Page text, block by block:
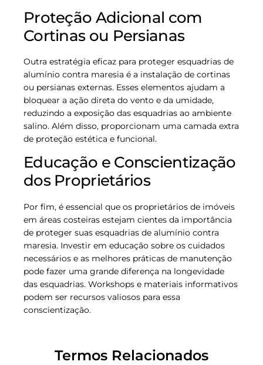
Proteção Adicional com
Cortinas ou Persianas
Outra estratégia eficaz para proteger esquadrias de
alumínio contra maresia é a instalação de cortinas
ou persianas externas. Esses elementos ajudam a
bloquear a ação direta do vento e da umidade,
reduzindo a exposição das esquadrias ao ambiente
salino. Além disso, proporcionam uma camada extra
de proteção estética e funcional.
Educação e Conscientização
dos Proprietários
Por fim, é essencial que os proprietários de imóveis
em áreas costeiras estejam cientes da importância
de proteger suas esquadrias de alumínio contra
maresia. Investir em educação sobre os cuidados
necessários e as melhores práticas de manutenção
pode fazer uma grande diferença na longevidade
das esquadrias. Workshops e materiais informativos
podem ser recursos valiosos para essa
conscientização.
Termos Relacionados